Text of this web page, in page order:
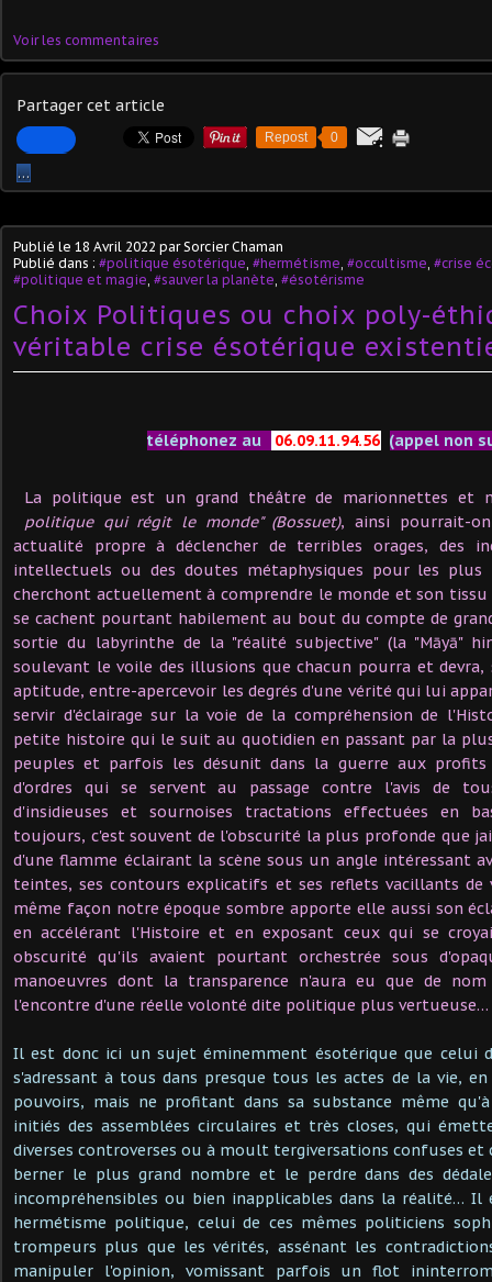
Voir les commentaires
Partager cet article
Repost 0
…
Publié le 18 Avril 2022 par Sorcier Chaman
Publié dans : #politique ésotérique #hermétisme #occultisme #crise
#politique et magie #sauver la planète #ésotérisme
Choix Politiques ou choix poly-
véritable crise ésotérique
téléphonez au 06.09.11.94.56 (appel non
La politique est un grand théâtre de marionnettes et
politique qui régit le monde" (Bossuet), ainsi pourrait-
actualité propre à déclencher de terribles orages, des
intellectuels ou des doutes métaphysiques pour les plus
cherchont actuellement à comprendre le monde et son tissu
se cachent pourtant habilement au bout du compte de
sortie du labyrinthe de la "réalité subjective" (la "Māyā"
soulevant le voile des illusions que chacun pourra et
aptitude, entre-apercevoir les degrés d'une vérité qui lui
servir d'éclairage sur la voie de la compréhension de
petite histoire qui le suit au quotidien en passant par la
peuples et parfois les désunit dans la guerre aux profits
d'ordres qui se servent au passage contre l'avis de
d'insidieuses et sournoises tractations effectuées en
toujours, c'est souvent de l'obscurité la plus profonde que
d'une flamme éclairant la scène sous un angle intéressant
teintes, ses contours explicatifs et ses reflets vacillants de
même façon notre époque sombre apporte elle aussi son
en accélérant l'Histoire et en exposant ceux qui se
obscurité qu'ils avaient pourtant orchestrée sous
manoeuvres dont la transparence n'aura eu que de
l'encontre d'une réelle volonté dite politique plus vertueuse…
Il est donc ici un sujet éminemment ésotérique que celui
s'adressant à tous dans presque tous les actes de la vie,
pouvoirs, mais ne profitant dans sa substance même
initiés des assemblées circulaires et très closes, qui
diverses controverses ou à moult tergiversations confuses et
berner le plus grand nombre et le perdre dans des
incompréhensibles ou bien inapplicables dans la réalité… Il
hermétisme politique, celui de ces mêmes politiciens
trompeurs plus que les vérités, assénant les
manipuler l'opinion, vomissant parfois un flot